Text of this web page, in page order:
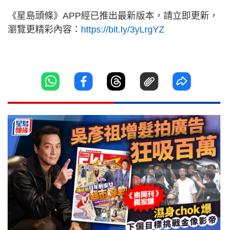
《星島頭條》APP經已推出最新版本，請立即更新，
瀏覽更精彩內容： https://bit.ly/3yLrgYZ